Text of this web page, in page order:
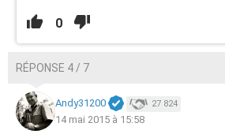
0
RÉPONSE 4 / 7
Andy31200 27 824
14 mai 2015 à 15:58